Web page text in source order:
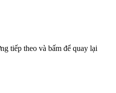
tiếp theo và bấm để quay lại